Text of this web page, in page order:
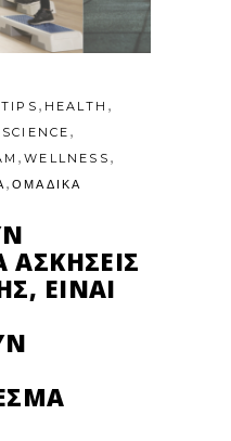
, HEALTH ,
,
,WELLNESS ,
,ΟΜΑΔΙΚΑ
ΑΣΚΉΣΕΙΣ
ΕΊΝΑΙ